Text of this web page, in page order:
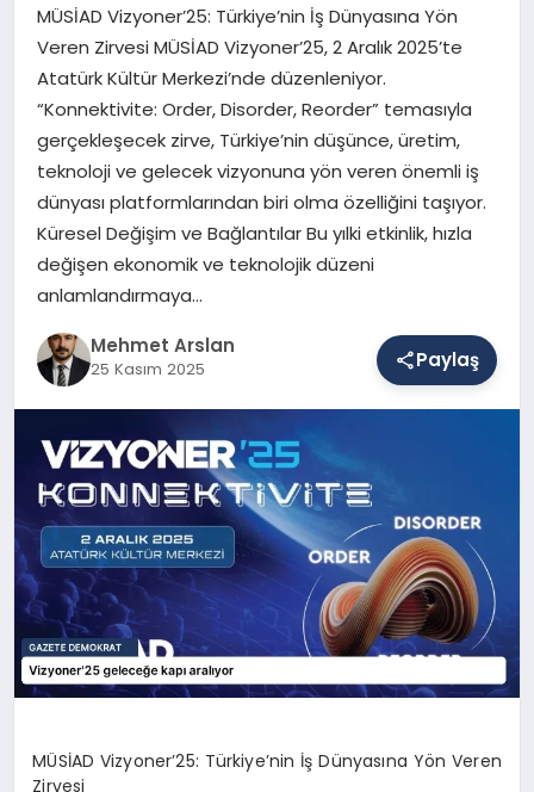
SAĞLIK
EĞITIM
DÜNYA
MÜSİAD Vizyoner’25: Türkiye’nin İş Dünyasına Yön
Veren Zirvesi MÜSİAD Vizyoner’25, 2 Aralık 2025’te
Atatürk Kültür Merkezi’nde düzenleniyor.
“Konnektivite: Order, Disorder, Reorder” temasıyla
gerçekleşecek zirve, Türkiye’nin düşünce, üretim,
teknoloji ve gelecek vizyonuna yön veren önemli iş
dünyası platformlarından biri olma özelliğini taşıyor.
Küresel Değişim ve Bağlantılar Bu yılki etkinlik, hızla
değişen ekonomik ve teknolojik düzeni
anlamlandırmaya…
Mehmet Arslan
25 Kasım 2025 Paylaş
MÜSİAD Vizyoner’25: Türkiye’nin İş Dünyasına Yön Veren
Zirvesi